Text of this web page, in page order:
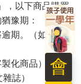
，以下商品購買
豫期：
期。（如：生
化商品）
誌）
會